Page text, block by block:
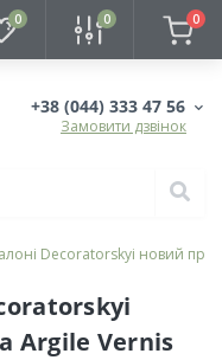
0 0 0
+38 (044) 333 47 56
Замовити дзвінок
Decoratorskyi новий
Argile Vernis